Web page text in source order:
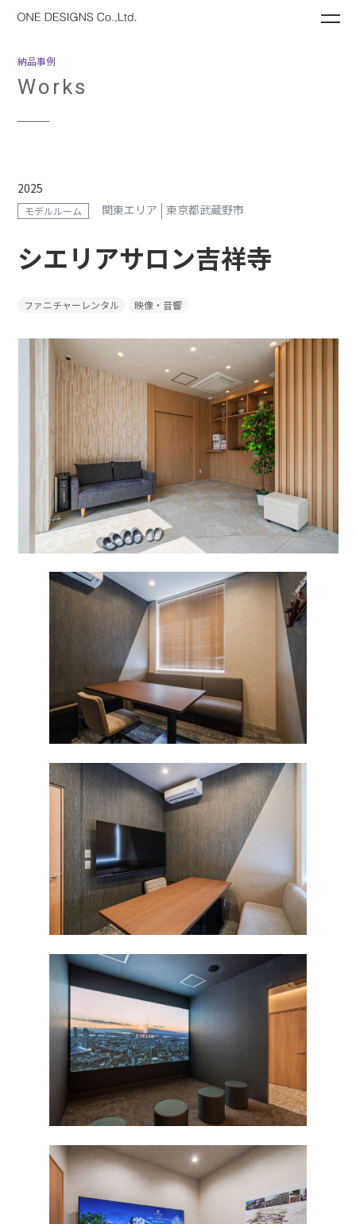
納品事例
Works
2025
モデルルーム 関東エリア 東京都武蔵野市
シエリアサロン吉祥寺
ファニチャーレンタル 映像・音響